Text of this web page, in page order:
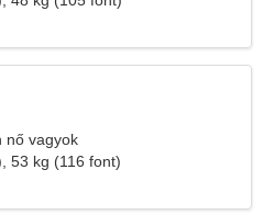
nő vagyok
53 kg (116 font)